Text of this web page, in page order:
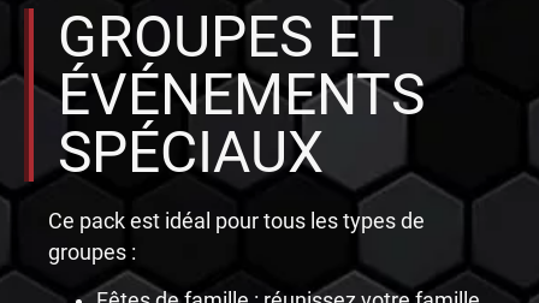
GROUPES ET
ÉVÉNEMENTS
SPÉCIAUX
Ce pack est idéal pour tous les types de
groupes :